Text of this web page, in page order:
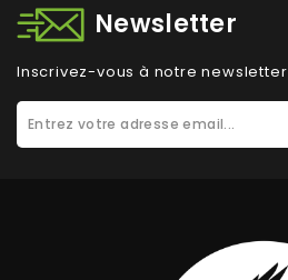
Newsletter
Inscrivez-vous à notre newsletter